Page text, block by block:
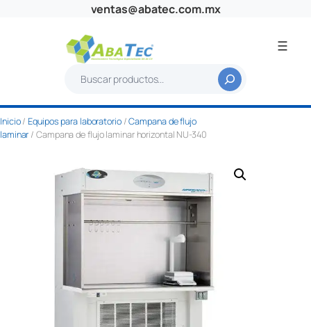
ventas@abatec.com.mx
s
c
a
Inicio/Equipos para laboratorio/Campana de flujo
laminar / Campana de flujo laminar horizontal NU-340